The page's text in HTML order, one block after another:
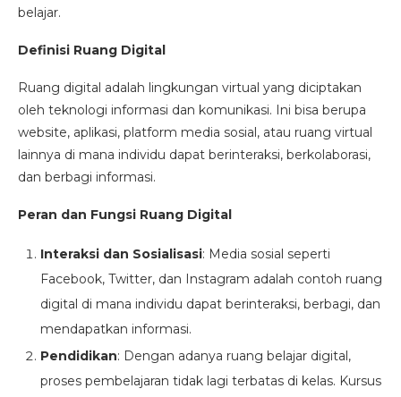
belajar.
Definisi Ruang Digital
Ruang digital adalah lingkungan virtual yang diciptakan
oleh teknologi informasi dan komunikasi. Ini bisa berupa
website, aplikasi, platform media sosial, atau ruang virtual
lainnya di mana individu dapat berinteraksi, berkolaborasi,
dan berbagi informasi.
Peran dan Fungsi Ruang Digital
Interaksi dan Sosialisasi: Media sosial seperti
Facebook, Twitter, dan Instagram adalah contoh ruang
digital di mana individu dapat berinteraksi, berbagi, dan
mendapatkan informasi.
Pendidikan: Dengan adanya ruang belajar digital,
proses pembelajaran tidak lagi terbatas di kelas. Kursus